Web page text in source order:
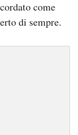
come
di sempre.